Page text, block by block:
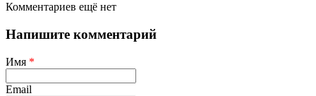
Комментариев ещё нет
Напишите комментарий
Имя *
Email